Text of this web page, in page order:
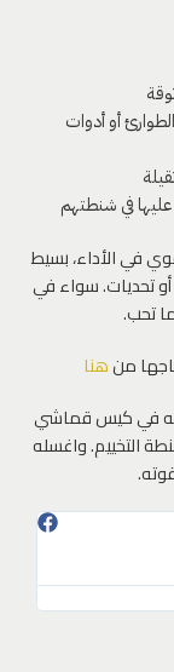
أو أدوات
عليها في شنطتهم
في الأداء، بسيط
تحديات. سواء في
تحب.
منهنا
في كيس قماشي
التخييم. واغسله